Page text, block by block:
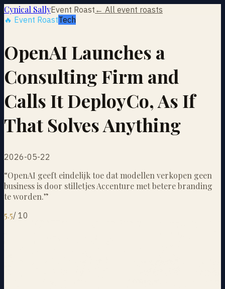
Cynical SallyEvent Roast ← All event roasts
🔥 Event RoastTech
OpenAI Launches a
Consulting Firm and
Calls It DeployCo, As If
That Solves Anything
2026-05-22
“OpenAI geeft eindelijk toe dat modellen verkopen geen
business is door stilletjes Accenture met betere branding
te worden.”
5.5/ 10